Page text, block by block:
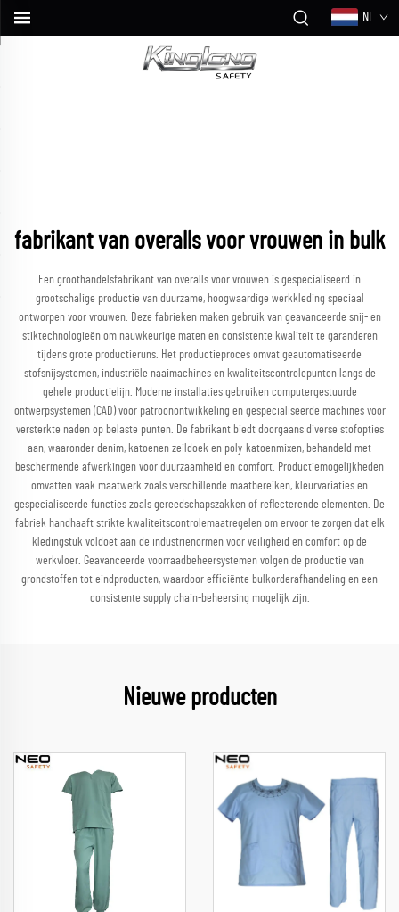
NL
fabrikant van overalls voor vrouwen in bulk
Een groothandelsfabrikant van overalls voor vrouwen is gespecialiseerd in
grootschalige productie van duurzame, hoogwaardige werkkleding speciaal
ontworpen voor vrouwen. Deze fabrieken maken gebruik van geavanceerde snij- en
stiktechnologieën om nauwkeurige maten en consistente kwaliteit te garanderen
tijdens grote productieruns. Het productieproces omvat geautomatiseerde
stofsnijsystemen, industriële naaimachines en kwaliteitscontrolepunten langs de
gehele productielijn. Moderne installaties gebruiken computergestuurde
ontwerpsystemen (CAD) voor patroonontwikkeling en gespecialiseerde machines voor
versterkte naden op belaste punten. De fabrikant biedt doorgaans diverse stofopties
aan, waaronder denim, katoenen zeildoek en poly-katoenmixen, behandeld met
beschermende afwerkingen voor duurzaamheid en comfort. Productiemogelijkheden
omvatten vaak maatwerk zoals verschillende maatbereiken, kleurvariaties en
gespecialiseerde functies zoals gereedschapszakken of reflecterende elementen. De
fabriek handhaaft strikte kwaliteitscontrolemaatregelen om ervoor te zorgen dat elk
kledingstuk voldoet aan de industrienormen voor veiligheid en comfort op de
werkvloer. Geavanceerde voorraadbeheersystemen volgen de productie van
grondstoffen tot eindproducten, waardoor efficiënte bulkorderafhandeling en een
consistente supply chain-beheersing mogelijk zijn.
Nieuwe producten